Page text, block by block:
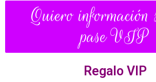
Quiero información
pase VIP
Regalo VIP